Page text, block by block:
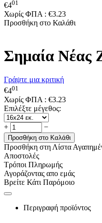
€401
Χωρίς ΦΠΑ : €3.23
Προσθήκη στο Καλάθι
Σημαία Νέας
Γράψτε μια κριτική
€401
Χωρίς ΦΠΑ : €3.23
Επιλέξτε μέγεθος:
+ −
Προσθήκη στο Καλάθι
Προσθήκη στη Λίστα
Αποστολές
Τρόποι Πληρωμής
Αγοράζοντας απο εμάς
Βρείτε Κάτι Παρόμοιο
Περιγραφή προϊόντος